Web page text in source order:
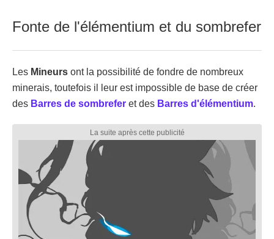
Fonte de l'élémentium et du sombrefer
Les Mineurs ont la possibilité de fondre de nombreux
minerais, toutefois il leur est impossible de base de créer
des Barres de sombrefer et des Barres d'élémentium.